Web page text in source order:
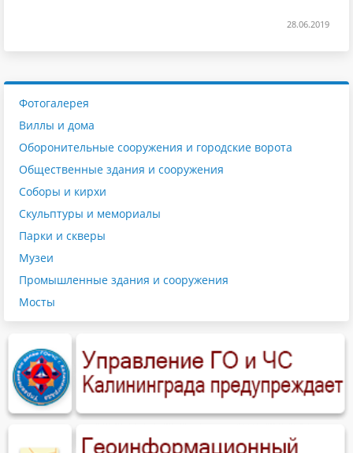
28.06.2019
Фотогалерея
Виллы и дома
Оборонительные сооружения и городские ворота
Общественные здания и сооружения
Соборы и кирхи
Скульптуры и мемориалы
Парки и скверы
Музеи
Промышленные здания и сооружения
Мосты